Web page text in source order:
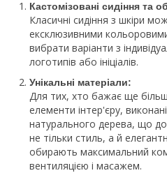
Кастомізовані сидіння та
Класичні сидіння з шкіри
ексклюзивними
вибрати варіанти з
логотипів або ініціалів.
Унікальні матеріали:
Для тих, хто бажає ще
елементи інтер'єру,
натурального дерева, що
не тільки стиль, а й
обирають максимальний
вентиляцією і масажем.